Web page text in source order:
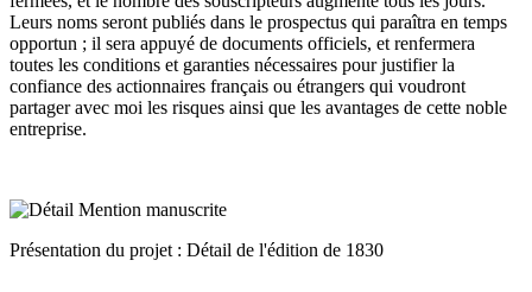
Leurs noms seront publiés dans le prospectus qui paraîtra en temps
opportun ; il sera appuyé de documents officiels, et renfermera
toutes les conditions et garanties nécessaires pour justifier la
confiance des actionnaires français ou étrangers qui voudront
partager avec moi les risques ainsi que les avantages de cette noble
entreprise.
Présentation du projet : Détail de l'édition de 1830